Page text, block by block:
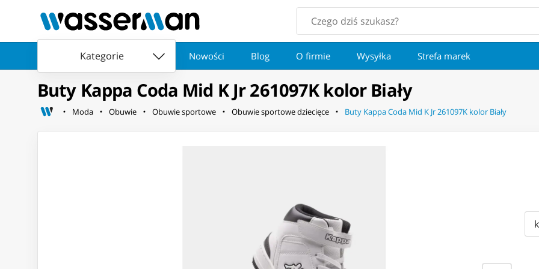
Kategorie Nowości Blog O firmie Wysyłka Strefa marek
Buty Kappa Coda Mid K Jr 261097K kolor Biały
Moda Obuwie Obuwie sportowe Obuwie sportowe dziecięce Buty Kappa Coda Mid K Jr 261097K kolor Biały